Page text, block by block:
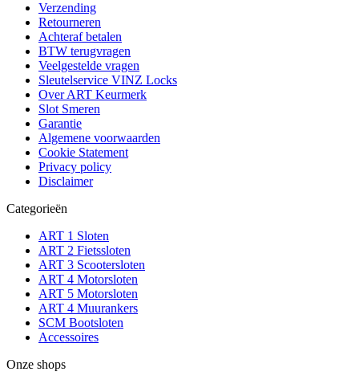
Verzending
Retourneren
Achteraf betalen
BTW terugvragen
Veelgestelde vragen
Sleutelservice VINZ Locks
Over ART Keurmerk
Slot Smeren
Garantie
Algemene voorwaarden
Cookie Statement
Privacy policy
Disclaimer
Categorieën
ART 1 Sloten
ART 2 Fietssloten
ART 3 Scootersloten
ART 4 Motorsloten
ART 5 Motorsloten
ART 4 Muurankers
SCM Bootsloten
Accessoires
Onze shops